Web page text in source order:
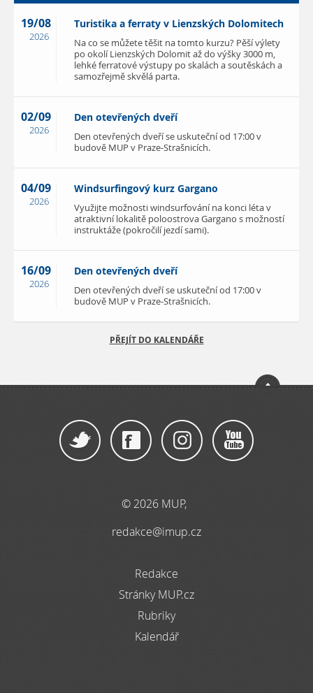
19/08
2026
Turistika a ferraty v Lienzských Dolomitech
Na co se můžete těšit na tomto kurzu? Pěší výlety
po okolí Lienzských Dolomit až do výšky 3000 m,
lehké ferratové výstupy po skalách a soutěskách a
samozřejmě skvělá parta.
02/09
2026
Den otevřených dveří
Den otevřených dveří se uskuteční od 17:00 v
budově MUP v Praze-Strašnicích.
04/09
2026
Windsurfingový kurz Gargano
Využijte možnosti windsurfování na konci léta v
atraktivní lokalitě poloostrova Gargano s možností
instruktáže (pokročilí jezdí sami).
16/09
2026
Den otevřených dveří
Den otevřených dveří se uskuteční od 17:00 v
budově MUP v Praze-Strašnicích.
PŘEJÍT DO KALENDÁŘE
© 2026 MUP,
redakce@imup.cz
Redakce
Stránky MUP.cz
Rubriky
Kalendář